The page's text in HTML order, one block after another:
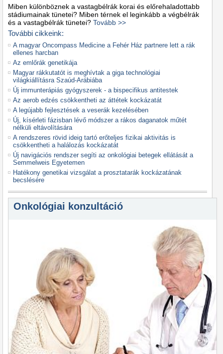
Miben különböznek a vastagbélrák korai és előrehaladottabb
stádiumainak tünetei? Miben térnek el leginkább a végbélrák
és a vastagbélrák tünetei? Tovább >>
További cikkeink:
A magyar Oncompass Medicine a Fehér Ház partnere lett a rák
ellenes harcban
Az emlőrák genetikája
Magyar rákkutatót is meghívtak a giga technológiai
világkiállításra Szaúd-Arábiába
Új immunterápiás gyógyszerek - a bispecifikus antitestek
Az aerob edzés csökkentheti az áttétek kockázatát
A legújabb fejlesztések a veserák kezelésében
Új, kísérleti fázisban lévő módszer a rákos daganatok műtét
nélküli eltávolítására
A rendszeres rövid ideig tartó erőteljes fizikai aktivitás is
csökkentheti a halálozás kockázatát
Új navigációs rendszer segíti az onkológiai betegek ellátását a
Semmelweis Egyetemen
Hatékony genetikai vizsgálat a prosztatarák kockázatának
becslésére
Onkológiai konzultáció